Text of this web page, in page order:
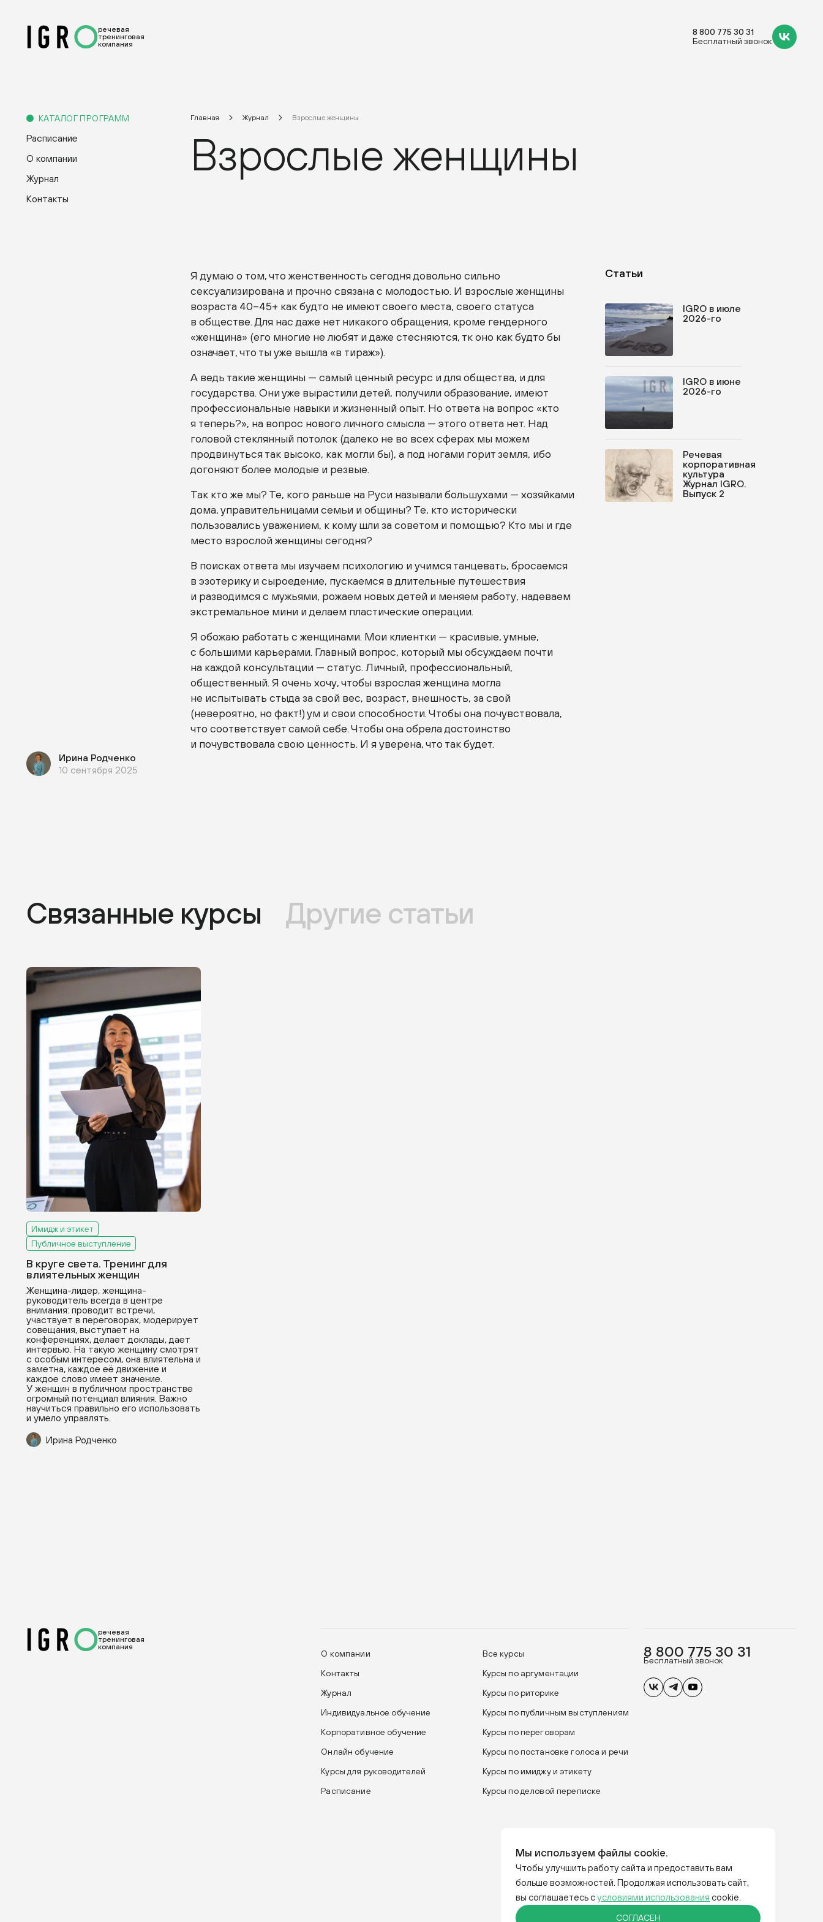
Мы используем файлы cookie.
Чтобы улучшить работу сайта и предоставить вам
больше возможностей. Продолжая использовать сайт,
вы соглашаетесь сусловиями использования cookie.
СОГЛАСЕН
речевая
тренинговая
компания
8 800 775 30 31
Бесплатный звонок
КАТАЛОГ ПРОГРАММ
Расписание
О компании
Журнал
Контакты
Главная Журнал Взрослые женщины
Взрослые женщины
Я думаю о том, что женственность сегодня довольно сильно
сексуализирована и прочно связана с молодостью. И взрослые женщины
возраста 40–45+ как будто не имеют своего места, своего статуса
в обществе. Для нас даже нет никакого обращения, кроме гендерного
«женщина» (его многие не любят и даже стесняются, тк оно как будто бы
означает, что ты уже вышла «в тираж»).
А ведь такие женщины — самый ценный ресурс и для общества, и для
государства. Они уже вырастили детей, получили образование, имеют
профессиональные навыки и жизненный опыт. Но ответа на вопрос «кто
я теперь?», на вопрос нового личного смысла — этого ответа нет. Над
головой стеклянный потолок (далеко не во всех сферах мы можем
продвинуться так высоко, как могли бы), а под ногами горит земля, ибо
догоняют более молодые и резвые.
Так кто же мы? Те, кого раньше на Руси называли большухами — хозяйками
дома, управительницами семьи и общины? Те, кто исторически
пользовались уважением, к кому шли за советом и помощью? Кто мы и где
место взрослой женщины сегодня?
В поисках ответа мы изучаем психологию и учимся танцевать, бросаемся
в эзотерику и сыроедение, пускаемся в длительные путешествия
и разводимся с мужьями, рожаем новых детей и меняем работу, надеваем
экстремальное мини и делаем пластические операции.
Я обожаю работать с женщинами. Мои клиентки — красивые, умные,
с большими карьерами. Главный вопрос, который мы обсуждаем почти
на каждой консультации — статус. Личный, профессиональный,
общественный. Я очень хочу, чтобы взрослая женщина могла
не испытывать стыда за свой вес, возраст, внешность, за свой
(невероятно, но факт!) ум и свои способности. Чтобы она почувствовала,
что соответствует самой себе. Чтобы она обрела достоинство
и почувствовала свою ценность. И я уверена, что так будет.
Статьи
IGRO в июле
2026-го
IGRO в июне
2026-го
Речевая
корпоративная
культура
Журнал IGRO.
Выпуск 2
Ирина Родченко
10 сентября 2025
Связанные курсы Другие статьи
Имидж и этикет
Публичное выступление
В круге света. Тренинг для
влиятельных женщин
Женщина-лидер, женщина-
руководитель всегда в центре
внимания: проводит встречи,
участвует в переговорах, модерирует
совещания, выступает на
конференциях, делает доклады, дает
интервью. На такую женщину смотрят
с особым интересом, она влиятельна и
заметна, каждое её движение и
каждое слово имеет значение.
У женщин в публичном пространстве
огромный потенциал влияния. Важно
научиться правильно его использовать
и умело управлять.
Ирина Родченко
речевая
тренинговая
компания
О компании
Все курсы
Контакты
Курсы по аргументации
Журнал
Курсы по риторике
Индивидуальное обучение
Курсы по публичным выступлениям
Корпоративное обучение
Курсы по переговорам
Онлайн обучение
Курсы по постановке голоса и речи
Курсы для руководителей
Курсы по имиджу и этикету
Расписание
Курсы по деловой переписке
8 800 775 30 31
Бесплатный звонок